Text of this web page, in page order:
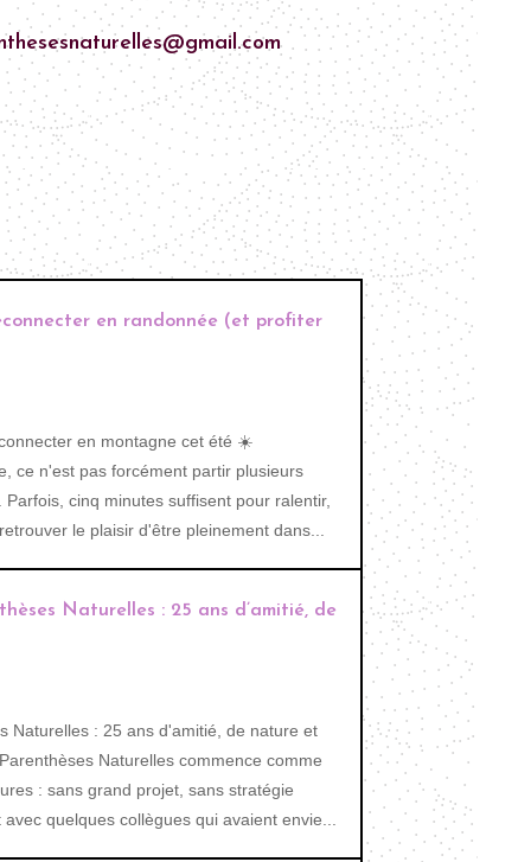
en randonnée (et profiter
en montagne cet été ☀️
ce n'est pas forcément partir plusieurs
cinq minutes suffisent pour ralentir,
le plaisir d'être pleinement dans...
Naturelles : 25 ans d’amitié, de
Naturelles : 25 ans d'amitié, de nature et
Naturelles commence comme
: sans grand projet, sans stratégie
quelques collègues qui avaient envie...